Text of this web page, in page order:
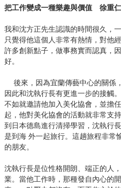
把工作變成一種樂趣與價值 徐重仁
我和沈方正先生認識的時間很久，
只覺得他這個人非常有熱情，對他
許多創新點子，做事務實而認真，
好。
後來，因為宜蘭傳藝中心的關係
因此和沈執行長有更進一步的接觸
不如就邀請他加入美化協會，並擔
起，他對美化協會的活動就非常支
到日本德島進行清掃學習，沈執行
是到海 外一起旅行。這趟旅程非常
的朋友。
沈執行長是位性格開朗、端正的人
業。當他工作時，那種發自內心的